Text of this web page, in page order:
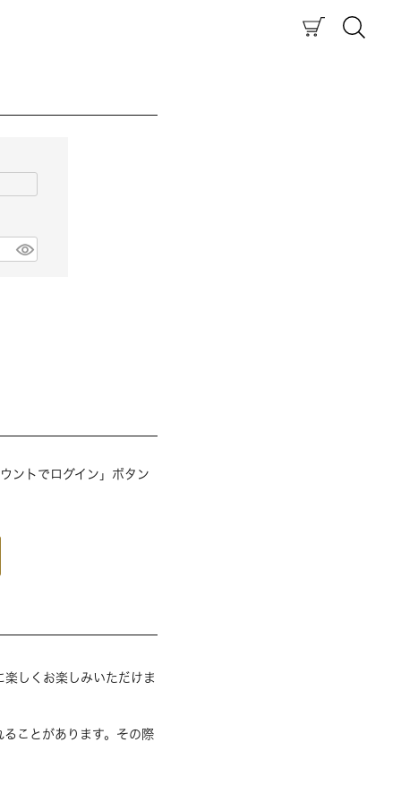
ントでログイン」ボタン
しくお楽しみいただけま
ことがあります。その際